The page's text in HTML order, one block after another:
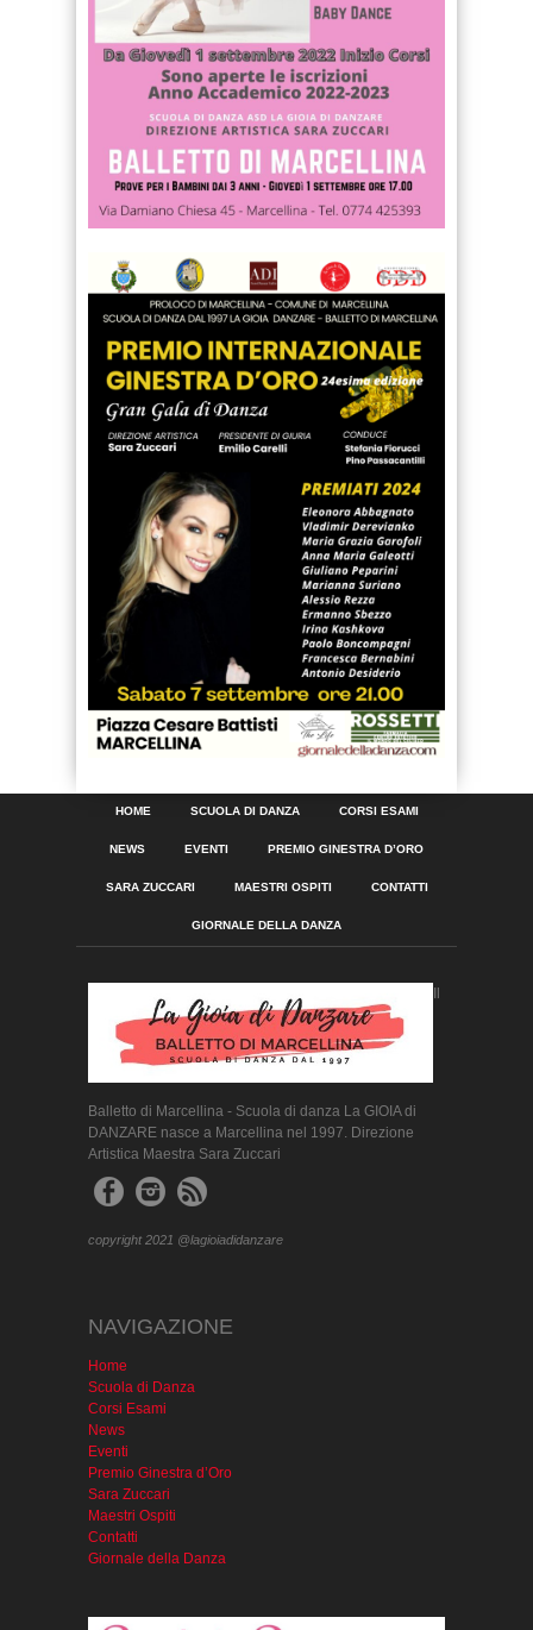
HOME SCUOLA DI DANZA CORSI ESAMI
NEWS EVENTI PREMIO GINESTRA D’ORO
SARA ZUCCARI MAESTRI OSPITI CONTATTI
GIORNALE DELLA DANZA
Il
Balletto di Marcellina - Scuola di danza La GIOIA di
DANZARE nasce a Marcellina nel 1997. Direzione
Artistica Maestra Sara Zuccari
copyright 2021 @lagioiadidanzare
NAVIGAZIONE
Home
Scuola di Danza
Corsi Esami
News
Eventi
Premio Ginestra d’Oro
Sara Zuccari
Maestri Ospiti
Contatti
Giornale della Danza